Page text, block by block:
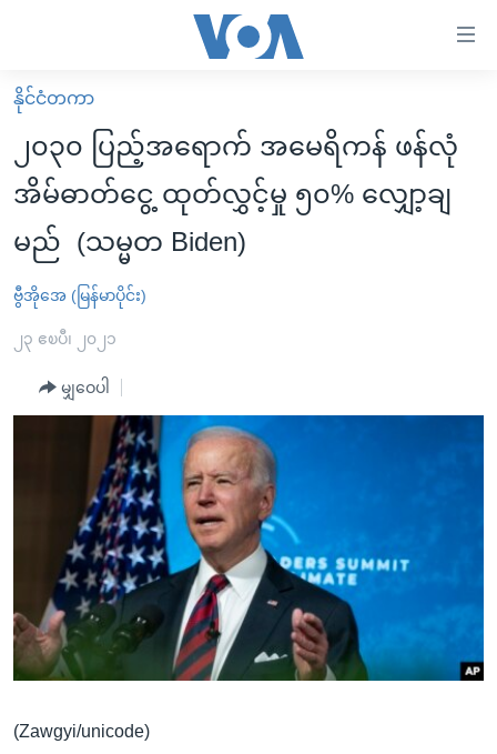
လွယ်ကူ
စေ
သည့်
များ
ပင်မ
သို့
ကျော်
ကြည့်
စာမျက်နှာ
ကျော်
ကြည့်
ရန်
ရန်
မူလစာမျက်နှာ
မြန်မာ
ကမ္ဘာ့သတင်းများ
နိုင်ငံတကာ
အစ္စရေး-ပါလက်စတိုင်း
ဗွီဒီယို
အင်္ဂလိပ်စာလေ့လာမယ်
အမေရိကန်သုံးအီဒီယံ
မကြေးမုံရဲ့ အင်္ဂလိပ်စာ
ရုပ်ရှင်ထဲက အင်္ဂလိပ်စာ
သုတပဒေသာ အင်္ဂလိပ်စာ
အပတ်စဉ်ကဏ္ဍများ
ရေဒီယိုနှင့်ရုပ်သံ အချက်အလက်များ
ရေဒီယို/တီဗွီအစီအစဉ်
Learning English
ဗွီအိုအေ လူမှုကွန်ယက်များ
နိုင်ငံတကာ
၂၀၃၀ ပြည့်အရောက် အမေရိကန် ဖန်လုံ
အိမ်ဓာတ်ငွေ့ ထုတ်လွှင့်မှု ၅၀% လျှော့ချ
မည် (သမ္မတ Biden)
ဗွီအိုအေ (မြန်မာပိုင်း)
၂၃ ဧၿပီ၊ ၂၀၂၁
မျှဝေပါ
(Zawgyi/unicode)